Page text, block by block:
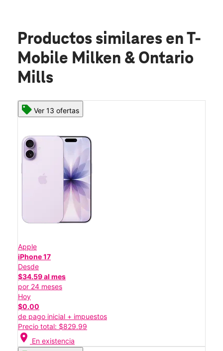
Productos similares en T-
Mobile Milken & Ontario
Mills
Ver 13 ofertas
Apple
iPhone 17
Desde
$34.59 al mes
por 24 meses
Hoy
$0.00
de pago inicial + impuestos
Precio total: $829.99
location_on En existencia